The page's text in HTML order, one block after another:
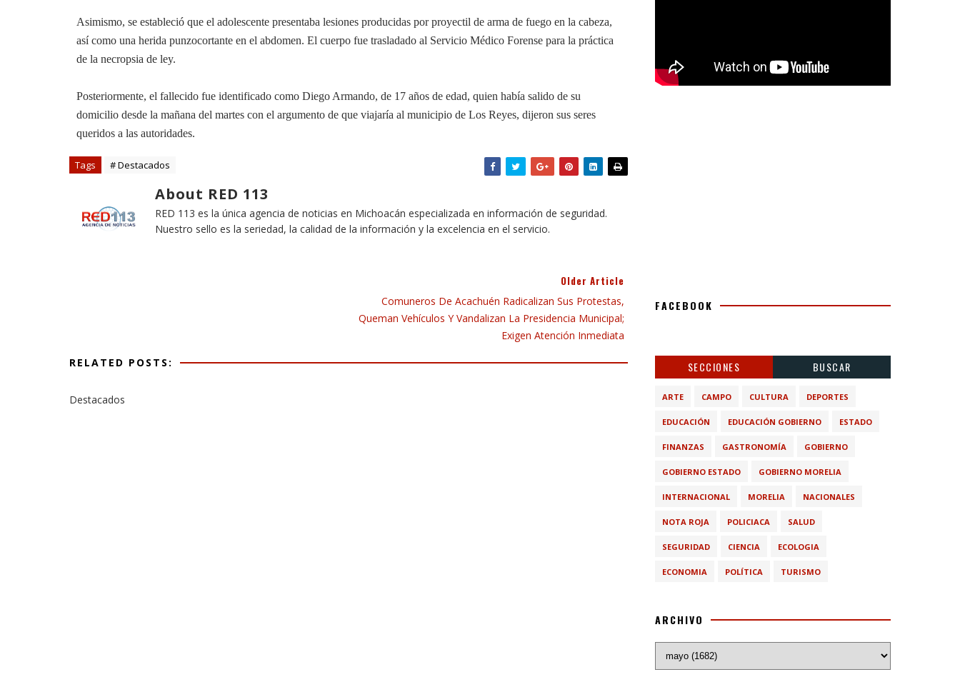
Asimismo, se estableció que el adolescente presentaba lesiones producidas por proyectil de arma de fuego en la cabeza,
así como una herida punzocortante en el abdomen. El cuerpo fue trasladado al Servicio Médico Forense para la práctica
de la necropsia de ley.
Posteriormente, el fallecido fue identificado como Diego Armando, de 17 años de edad, quien había salido de su
domicilio desde la mañana del martes con el argumento de que viajaría al municipio de Los Reyes, dijeron sus seres
queridos a las autoridades.
Tags # Destacados
About RED 113
RED 113 es la única agencia de noticias en Michoacán especializada en información de seguridad.
Nuestro sello es la seriedad, la calidad de la información y la excelencia en el servicio.
Older Article
Comuneros De Acachuén Radicalizan Sus Protestas,
Queman Vehículos Y Vandalizan La Presidencia Municipal;
Exigen Atención Inmediata
RELATED POSTS:
Destacados
FACEBOOK
SECCIONES BUSCAR
ARTE CAMPO CULTURA DEPORTES
EDUCACIÓN EDUCACIÓN GOBIERNO ESTADO
FINANZAS GASTRONOMÍA GOBIERNO
GOBIERNO ESTADO GOBIERNO MORELIA
INTERNACIONAL MORELIA NACIONALES
NOTA ROJA POLICIACA SALUD
SEGURIDAD CIENCIA ECOLOGIA
ECONOMIA POLÍTICA TURISMO
ARCHIVO